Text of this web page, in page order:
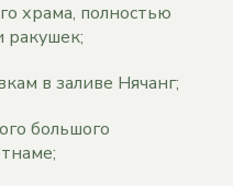
храма, полностью
ракушек;
в заливе Нячанг;
большого